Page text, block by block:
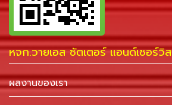
หจก.วายเอส ซัตเตอร์ แอนด์เซอร์วิส
ผลงานของเรา